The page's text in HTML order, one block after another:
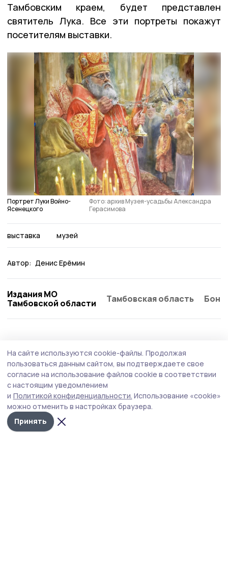
Тамбовским краем, будет представлен
святитель Лука. Все эти портреты покажут
посетителям выставки.
Портрет Луки Войно-
Ясенецкого
Фото: архив Музея-усадьбы Александра
Герасимова
выставка музей
Автор: Денис Ерёмин
Издания МО
Тамбовской области
Тамбовская область
«Окно в историю». Жительница
Мичуринска нарисовала наличники в
стиле гжель
Новый выпуск редакционного проекта «Окно в
историю» посвящён мастерице из наукограда Таисии
Белоусовой, которая своими руками создала
сказочную атмосферу возле дома.
На сайте используются cookie-файлы. Продолжая
пользоваться данным сайтом, вы подтверждаете свое
согласие на использование файлов cookie в соответствии
с настоящим уведомлением
и Политикой конфиденциальности. Использование «cookie»
можно отменить в настройках браузера.
Принять